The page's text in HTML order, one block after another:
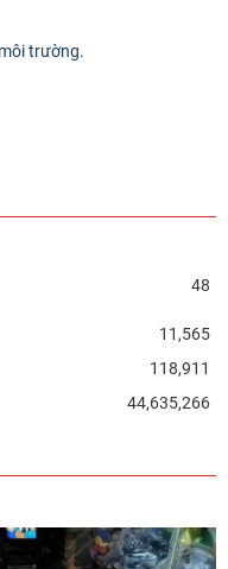
trường.
48
11,565
118,911
44,635,266